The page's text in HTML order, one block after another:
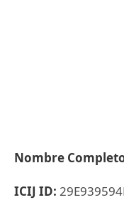
Nombre
ICIJ ID: